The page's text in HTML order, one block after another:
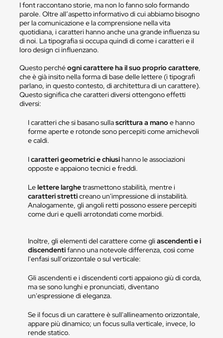
I font raccontano storie, ma non lo fanno solo formando
parole. Oltre all’aspetto informativo di cui abbiamo bisogno
per la comunicazione e la comprensione nella vita
quotidiana, i caratteri hanno anche una grande influenza su
di noi. La tipografia si occupa quindi di come i caratteri e il
loro design ci influenzano.
Questo perchéogni carattere ha il suo proprio carattere,
che è già insito nella forma di base delle lettere (i tipografi
parlano, in questo contesto, di architettura di un carattere).
Questo significa che caratteri diversi ottengono effetti
diversi:
I caratteri che si basano sullascrittura a mano e hanno
forme aperte e rotonde sono percepiti come amichevoli
e caldi.
Icaratteri geometrici e chiusihanno le associazioni
opposte e appaiono tecnici e freddi.
Lelettere larghetrasmettono stabilità, mentre i
caratteri stretticreano un'impressione di instabilità.
Analogamente, gli angoli retti possono essere percepiti
come duri e quelli arrotondati come morbidi.
Inoltre, gli elementi del carattere come gliascendenti e i
discendentifanno una notevole differenza, così come
l'enfasi sull'orizzontale o sul verticale:
Gli ascendenti e i discendenti corti appaiono giù di corda,
ma se sono lunghi e pronunciati, diventano
un'espressione di eleganza.
Se il focus di un carattere è sull'allineamento orizzontale,
appare più dinamico; un focus sulla verticale, invece, lo
rende statico.